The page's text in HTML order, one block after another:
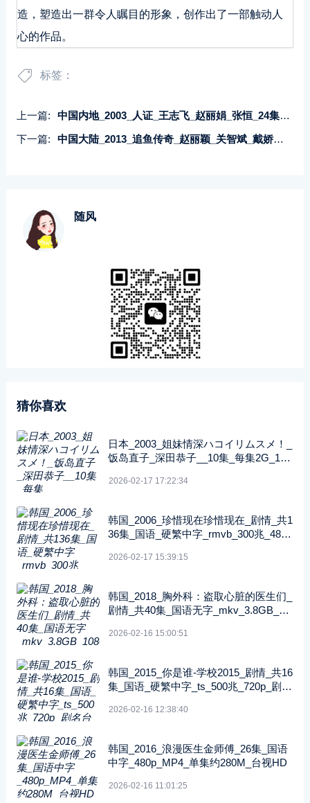
造，塑造出一群令人瞩目的形象，创作出了一部触动人
心的作品。
标签：
上一篇:
中国内地_2003_人证_王志飞_赵丽娟_张恒_24集全_国语中字_mp4_每集约800M_1080P
下一篇:
中国大陆_2013_追鱼传奇_赵丽颖_关智斌_戴娇倩_共36集_国语-中文字幕_MP4每集约3.0G共101.74GB_4K-2160P-超清无水印
随风
猜你喜欢
日本_2003_姐妹情深ハコイリムスメ！_
饭岛直子_深田恭子__10集_每集2G_108
2026-02-17 17:22:34
韩国_2006_珍惜现在珍惜现在_剧情_共1
36集_国语_硬繁中字_rmvb_300兆_480p
2026-02-17 15:39:15
韩国_2018_胸外科：盗取心脏的医生们_
剧情_共40集_国语无字_mkv_3.8GB_10
2026-02-16 15:00:51
韩国_2015_你是谁-学校2015_剧情_共16
集_国语_硬繁中字_ts_500兆_720p_剧名
2026-02-16 12:38:40
韩国_2016_浪漫医生金师傅_26集_国语
中字_480p_MP4_单集约280M_台视HD
2026-02-16 11:01:25